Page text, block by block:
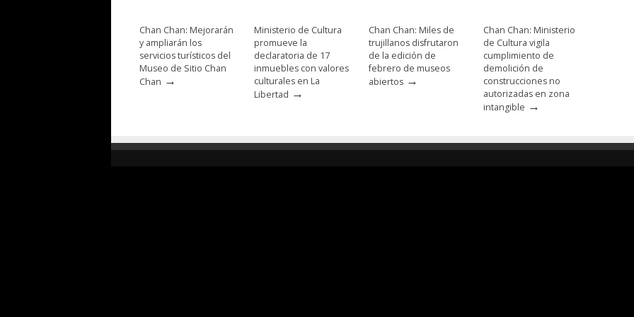
Chan Chan: Mejorarán
y ampliarán los
servicios turísticos del
Museo de Sitio Chan
Chan →
Ministerio de Cultura
promueve la
declaratoria de 17
inmuebles con valores
culturales en La
Libertad →
Chan Chan: Miles de
trujillanos disfrutaron
de la edición de
febrero de museos
abiertos →
Chan Chan: Ministerio
de Cultura vigila
cumplimiento de
demolición de
construcciones no
autorizadas en zona
intangible →